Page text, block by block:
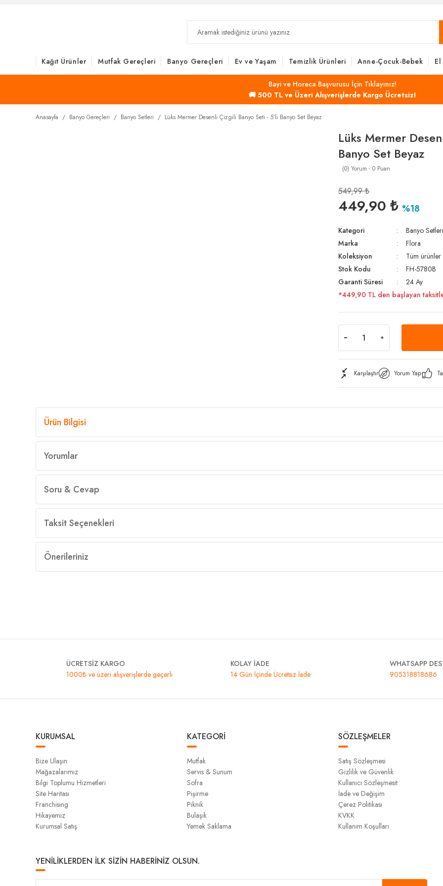
Kağıt Ürünler Mutfak Gereçleri Banyo Gereçleri Ev ve Yaşam Temizlik Ürünleri Anne-Çocuk-Bebek
Bayi ve Horeca Başvurusu İçin Tıklayınız!
🚚 500 TL ve Üzeri Alışverişlerde Kargo Ücretsiz!
Anasayfa Banyo Gereçleri Banyo Setleri Lüks Mermer Desenli Çizgili Banyo Seti - 5’li Banyo Set Beyaz
Lüks Mermer
Banyo Set Beyaz
(0) Yorum - 0 Puan
549,99 ₺
449,90 ₺ %18
Kategori
Banyo Setleri
Marka
Flora
Koleksiyon
Tüm ürünler
Stok Kodu
FH-5780B
Garanti Süresi
24 Ay
*449,90 TL den başlayan
Karşılaştır Yorum Yap
Ürün Bilgisi
Yorumlar
Soru & Cevap
Taksit Seçenekleri
Önerileriniz
ÜCRETSİZ KARGO
1000₺ ve üzeri alışverişlerde geçerli
KOLAY İADE
14 Gün İçinde Ücretsiz İade
WHATSAPP
905318818686
KURUMSAL
Bize Ulaşın
Mağazalarımız
Bilgi Toplumu Hizmetleri
Site Haritası
Franchising
Hikayemiz
Kurumsal Satış
KATEGORİ
Mutfak
Servis & Sunum
Sofra
Pişirme
Piknik
Bulaşık
Yemek Saklama
SÖZLEŞMELER
Satış Sözleşmesi
Gizlilik ve Güvenlik
Kullanıcı Sözleşmesit
İade ve Değişim
Çerez Politikası
KVKK
Kullanım Koşulları
YENİLİKLERDEN İLK SİZİN HABERİNİZ OLSUN.